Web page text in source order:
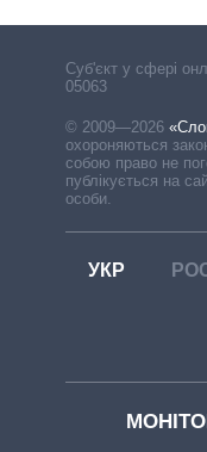
Cуб'єкт у сфері
05063
© 2009—2026
охороняються
собою право не
публікується на
особи.
УКР